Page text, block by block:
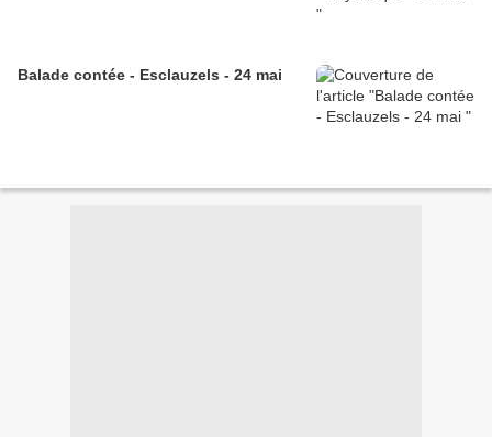
Balade contée - Esclauzels - 24 mai